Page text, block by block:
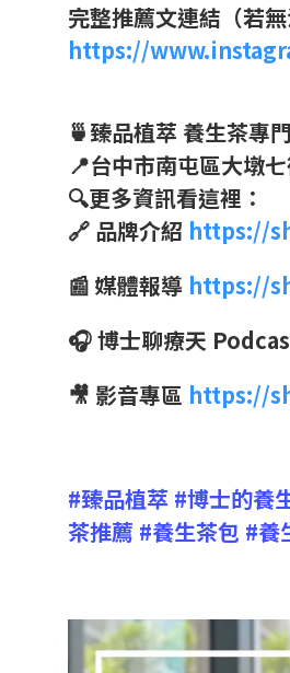
完整推薦文連結（若
https://
🍵臻品植萃 養生茶專
📍台中市南屯區大墩
🔍更多資訊看這裡：
🔗 品牌介紹 https://
📰 媒體報導 https://
🎧 博士聊療天
🎥 影音專區 https://
#臻品植萃 #博士的養
茶推薦 #養生茶包 #養